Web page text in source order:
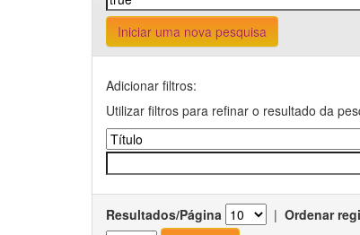
Iniciar uma nova pesquisa
Adicionar filtros:
Utilizar filtros para refinar o resultado da
Resultados/Página | Ordenar